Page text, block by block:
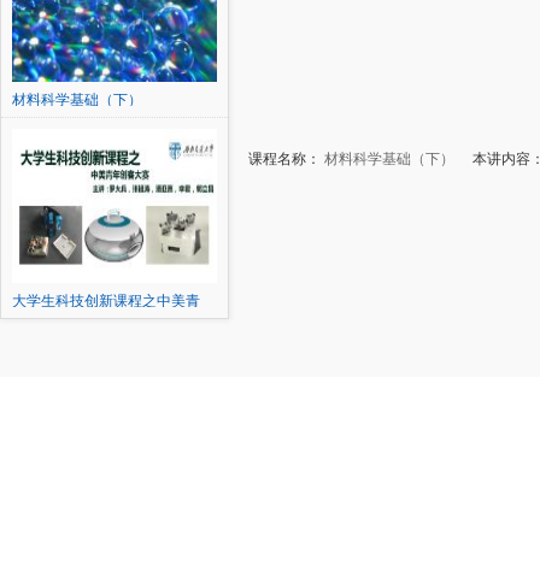
材料科学基础（下）
大学生科技创新课程之中美青
课程名称： 材料科学基础（下） 本讲内容